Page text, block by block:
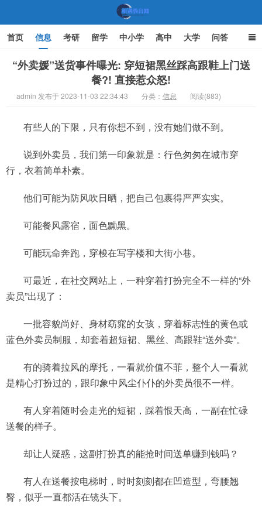
机遇教育网
首页 信息 考研 留学 中小学 高中 大学 问答
文化 家庭教育
“外卖媛”送货事件曝光: 穿短裙黑丝踩高跟鞋上门送
餐?! 直接惹众怒!
admin 发布于 2023-11-03 22:34:43 分类： 信息 阅读(883)
有些人的下限，只有你想不到，没有她们做不到。
说到外卖员，我们第一印象就是：行色匆匆在城市穿
行，衣着简单朴素。
他们可能为防风吹日晒，把自己包裹得严严实实。
可能餐风露宿，面色黝黑。
可能玩命奔跑，穿梭在写字楼和大街小巷。
可最近，在社交网站上，一种穿着打扮完全不一样的“外
卖员”出现了：
一批容貌尚好、身材窈窕的女孩，穿着标志性的黄色或
蓝色外卖员制服，却套着超短裙、黑丝、高跟鞋“送外卖”。
有的骑着拉风的摩托，一看就价值不菲，整个人一看就
是精心打扮过的，跟印象中风尘仆仆的外卖员很不一样。
有人穿着随时会走光的短裙，踩着恨天高，一副在忙碌
送餐的样子。
却让人疑惑，这副打扮真的能抢时间送单赚到钱吗？
有人在送餐按电梯时，时时刻刻都在凹造型，弯腰翘
臀，似乎一直都活在镜头下。